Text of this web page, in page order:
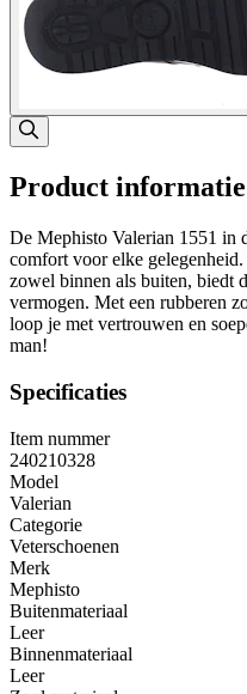
Product informatie
De Mephisto Valerian 1551 in
comfort voor elke
zowel binnen als buiten, biedt
vermogen. Met een rubberen
loop je met vertrouwen en
man!
Specificaties
Item nummer
240210328
Model
Valerian
Categorie
Veterschoenen
Merk
Mephisto
Buitenmateriaal
Leer
Binnenmateriaal
Leer